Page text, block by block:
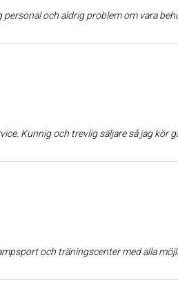
personal och aldrig problem om vara
Kunnig och trevlig säljare så jag kör
träningscenter med alla möjliga kampkonster. Högt